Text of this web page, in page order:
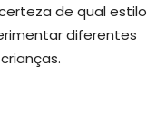
de qual estilo
diferentes